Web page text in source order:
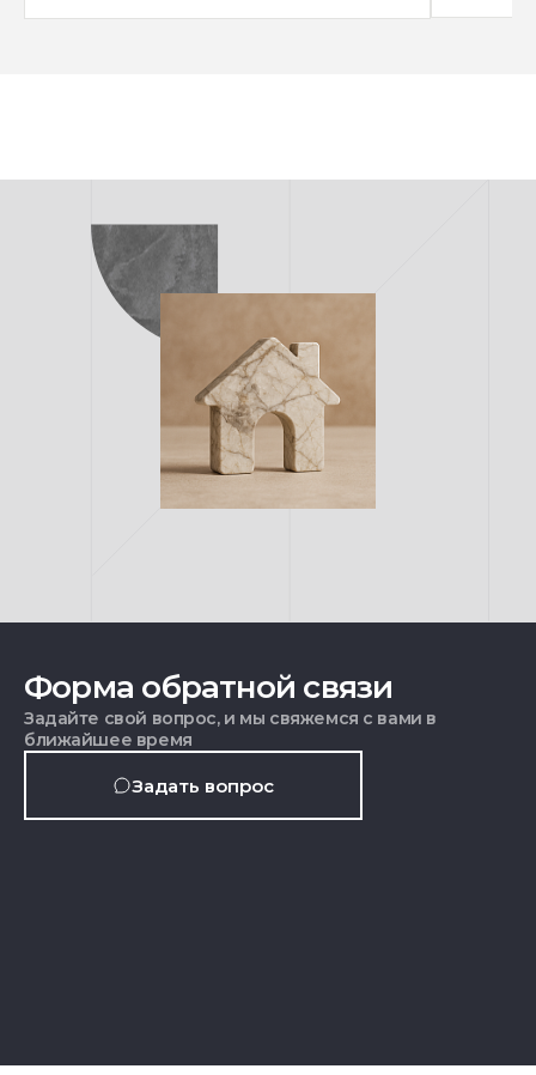
Форма обратной связи
Задайте свой вопрос, и мы свяжемся с вами в
ближайшее время
Задать вопрос